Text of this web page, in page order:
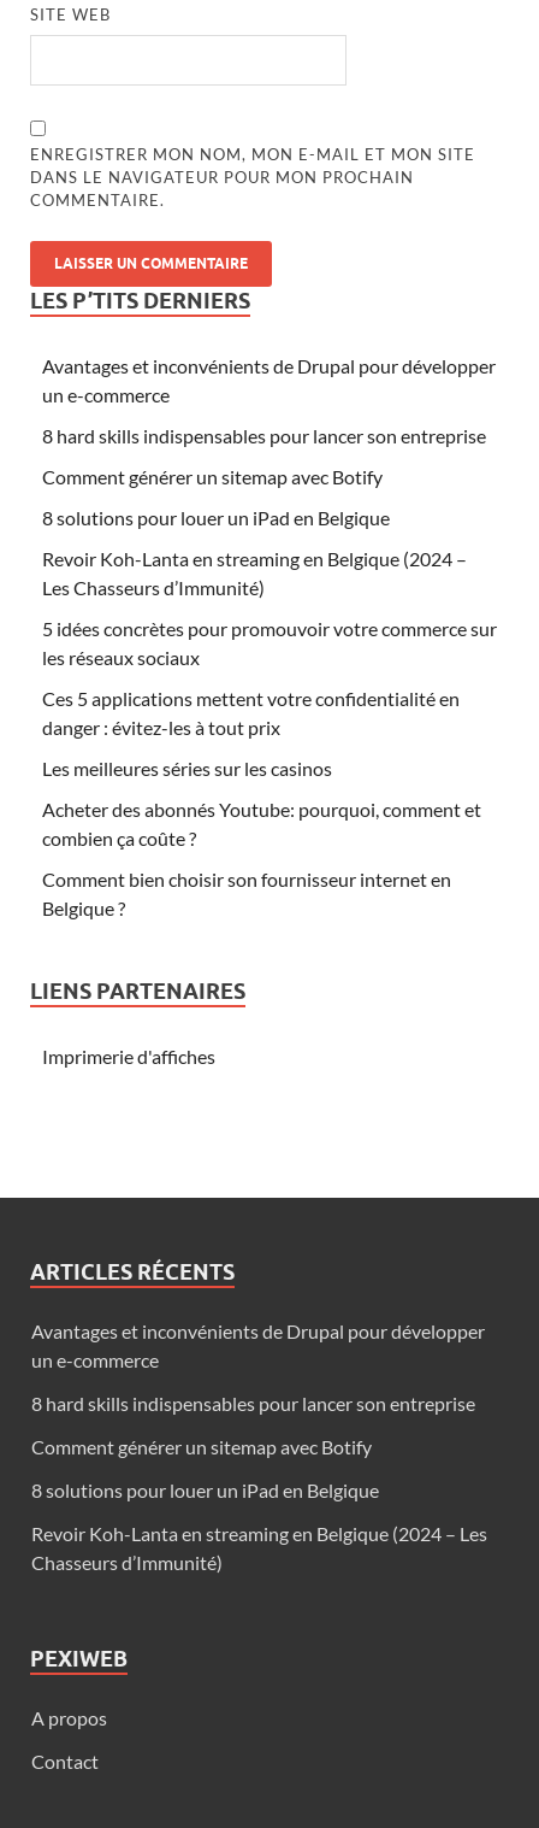
SITE WEB
ENREGISTRER MON NOM, MON E-MAIL ET MON SITE
DANS LE NAVIGATEUR POUR MON PROCHAIN
COMMENTAIRE.
LES P’TITS DERNIERS
Avantages et inconvénients de Drupal pour développer
un e-commerce
8 hard skills indispensables pour lancer son entreprise
Comment générer un sitemap avec Botify
8 solutions pour louer un iPad en Belgique
Revoir Koh-Lanta en streaming en Belgique (2024 –
Les Chasseurs d’Immunité)
5 idées concrètes pour promouvoir votre commerce sur
les réseaux sociaux
Ces 5 applications mettent votre confidentialité en
danger : évitez-les à tout prix
Les meilleures séries sur les casinos
Acheter des abonnés Youtube: pourquoi, comment et
combien ça coûte ?
Comment bien choisir son fournisseur internet en
Belgique ?
LIENS PARTENAIRES
Imprimerie d'affiches
ARTICLES RÉCENTS
Avantages et inconvénients de Drupal pour développer
un e-commerce
8 hard skills indispensables pour lancer son entreprise
Comment générer un sitemap avec Botify
8 solutions pour louer un iPad en Belgique
Revoir Koh-Lanta en streaming en Belgique (2024 – Les
Chasseurs d’Immunité)
PEXIWEB
A propos
Contact